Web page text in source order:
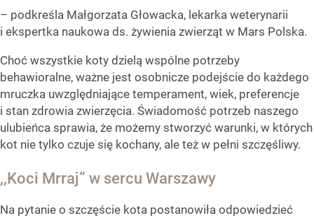
– podkreśla Małgorzata Głowacka, lekarka weterynarii
i ekspertka naukowa ds. żywienia zwierząt w Mars Polska.
Choć wszystkie koty dzielą wspólne potrzeby
behawioralne, ważne jest osobnicze podejście do każdego
mruczka uwzględniające temperament, wiek, preferencje
i stan zdrowia zwierzęcia. Świadomość potrzeb naszego
ulubieńca sprawia, że możemy stworzyć warunki, w których
kot nie tylko czuje się kochany, ale też w pełni szczęśliwy.
,,Koci Mrraj” w sercu Warszawy
Na pytanie o szczęście kota postanowiła odpowiedzieć